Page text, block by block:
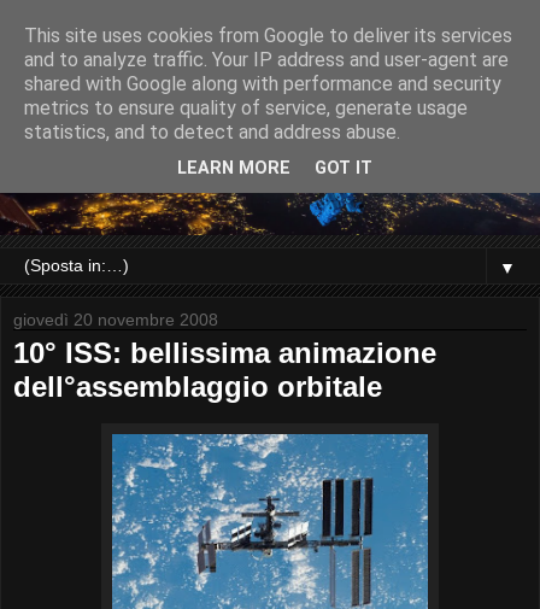
▼
giovedì 20 novembre 2008
10° ISS: bellissima animazione
dell°assemblaggio orbitale
This site uses cookies from Google to deliver its services
and to analyze traffic. Your IP address and user-agent are
shared with Google along with performance and security
metrics to ensure quality of service, generate usage
statistics, and to detect and address abuse.
LEARN MORE GOT IT